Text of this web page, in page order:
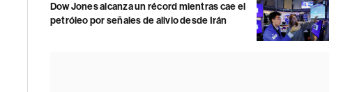
Dow Jones alcanza un récord mientras cae el
petróleo por señales de alivio desde Irán